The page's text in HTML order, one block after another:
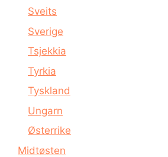
Sveits
Sverige
Tsjekkia
Tyrkia
Tyskland
Ungarn
Østerrike
Midtøsten